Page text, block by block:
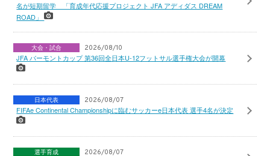
名が短期留学 「育成年代応援プロジェクト JFA アディダス DREAM
ROAD」
大会・試合 2026/08/10
JFA バーモントカップ 第36回全日本U-12フットサル選手権大会が開幕
日本代表 2026/08/07
FIFAe Continental Championshipに臨むサッカーe日本代表 選手4名が決定
選手育成 2026/08/07